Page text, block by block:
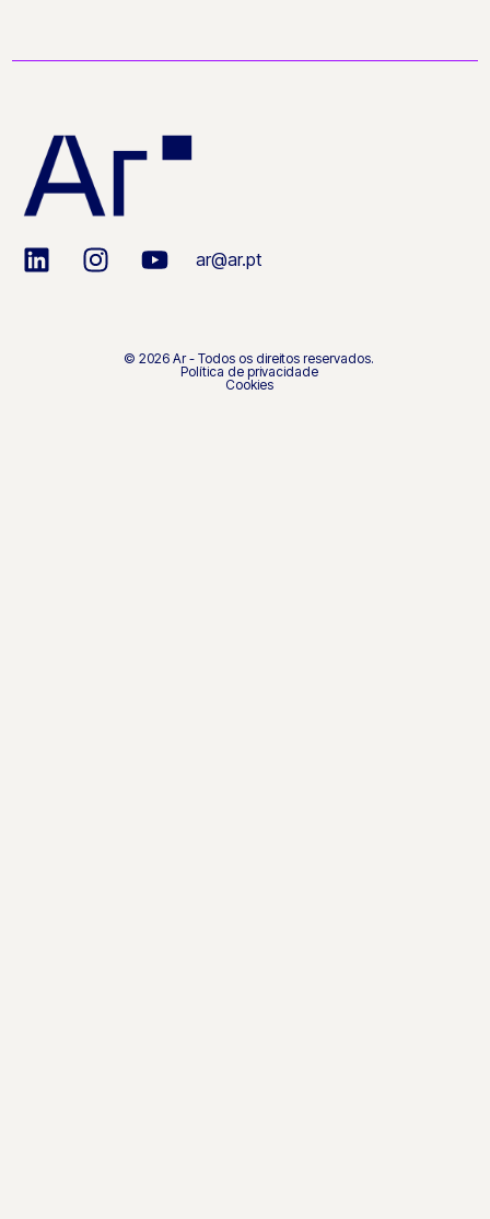
ar@ar.pt
© 2026 Ar - Todos os direitos reservados.
Política de privacidade
Cookies